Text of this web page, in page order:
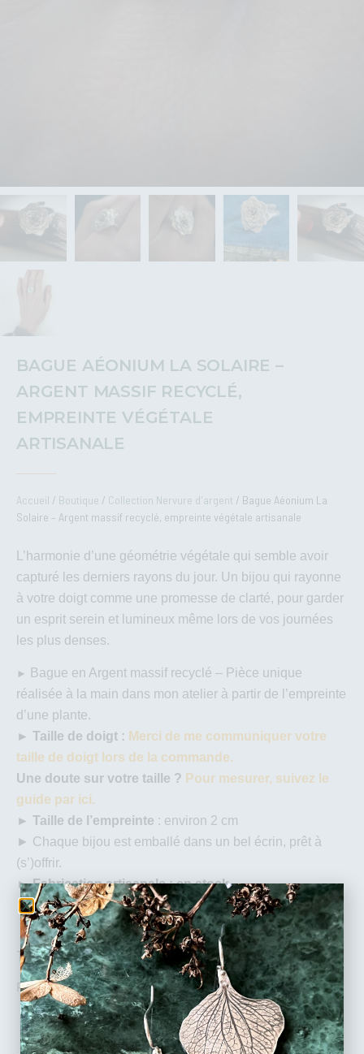
BAGUE AÉONIUM LA SOLAIRE –
ARGENT MASSIF RECYCLÉ,
EMPREINTE VÉGÉTALE
ARTISANALE
Accueil / Boutique / Collection Nervure d'argent / Bague Aéonium La
Solaire – Argent massif recyclé, empreinte végétale artisanale
L’harmonie d’une géométrie végétale qui semble avoir
capturé les derniers rayons du jour. Un bijou qui rayonne
à votre doigt comme une promesse de clarté, pour garder
un esprit serein et lumineux même lors de vos journées
les plus denses.
►
Bague en Argent massif recyclé – Pièce unique
réalisée à la main dans mon atelier à partir de l’empreinte
d’une plante.
► Taille de doigt : Merci de me communiquer votre
taille de doigt lors de la commande.
Une doute sur votre taille ? Pour mesurer, suivez le
guide par ici.
► Taille de l’empreinte : environ 2 cm
► Chaque bijou est emballé dans un bel écrin, prêt à
(s’)offrir.
►Fabrication artisanale : en stock.
160€
Rupture de stock